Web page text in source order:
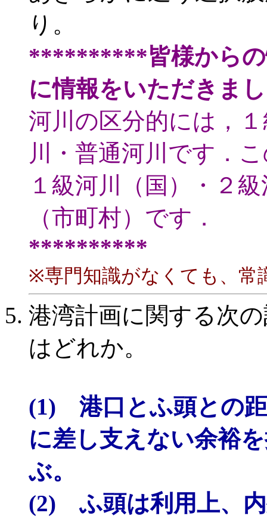
り。
**********皆様からの
に情報をいただきま
河川の区分的には，
川・普通河川です．
１級河川（国）・２
（市町村）です．
**********
※専門知識がなくても、常
港湾計画に関する次
はどれか。
(1) 港口とふ頭との
に差し支えない余裕
ぶ。
(2) ふ頭は利用上、